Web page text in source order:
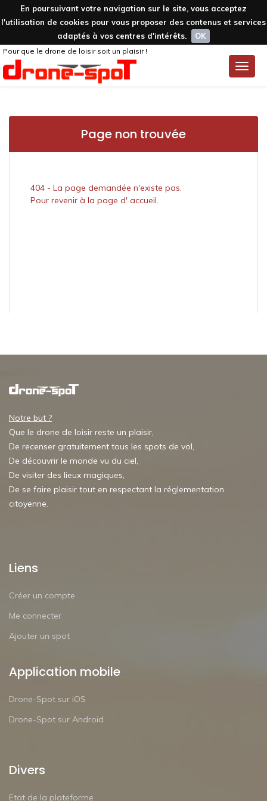
En poursuivant votre navigation sur le site, vous acceptez
l'utilisation de cookies pour vous proposer des contenus et services
adaptés à vos centres d'intérêts.
OK
Toggle
Pour que le drone de loisir soit un plaisir !
Page non trouvée
404 - La page demandée n'existe pas.
Pour revenir à la page d' accueil.
Notre but ?
Que le drone de loisir reste un plaisir,
De recenser gratuitement tous les spots de vol,
De découvrir le monde vu du ciel,
De visiter des lieux magiques,
De se faire plaisir tout en respectant la réglementation
citoyenne.
Liens
Créer un compte
Me connecter
Ajouter un spot
Application mobile
Drone-Spot sur iOS
Drone-Spot sur Android
Divers
Etat de la plateforme